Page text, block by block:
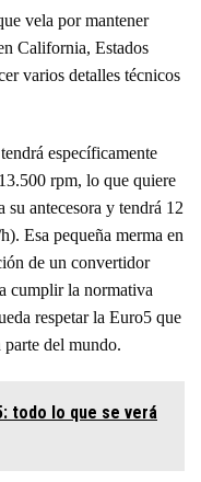
vela por mantener
California, Estados
varios detalles técnicos
específicamente
rpm, lo que quiere
antecesora y tendrá 12
Esa pequeña merma en
de un convertidor
cumplir la normativa
respetar la Euro5 que
del mundo.
todo lo que se verá